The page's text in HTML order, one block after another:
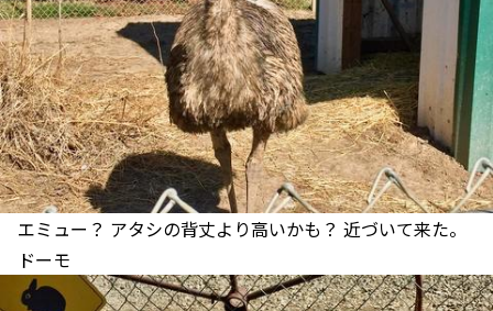
エミュー？ アタシの背丈より高いかも？ 近づいて来た。
ドーモ